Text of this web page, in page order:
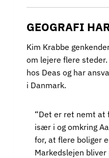
GEOGRAFI
Kim Krabbe
om lejere flere
hos Deas og har
i Danmark.
“Det er ret nemt at
især i og omkring
for, at flere boliger
Markedslejen